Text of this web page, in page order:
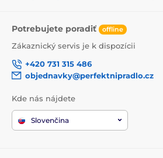
Potrebujete poradiť offline
Zákaznický servis je k dispozícii
+420 731 315 486
objednavky@perfektnipradlo.cz
Kde nás nájdete
Slovenčina